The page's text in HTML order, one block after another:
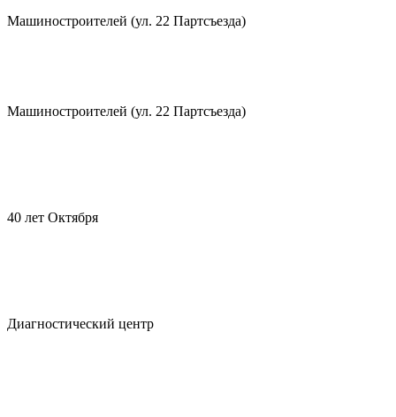
Машиностроителей (ул. 22 Партсъезда)
Машиностроителей (ул. 22 Партсъезда)
40 лет Октября
Диагностический центр